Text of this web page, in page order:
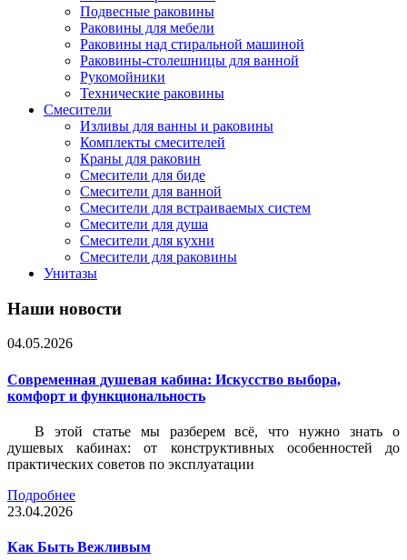
Подвесные раковины
Раковины для мебели
Раковины над стиральной машиной
Раковины-столешницы для ванной
Рукомойники
Технические раковины
Смесители
Изливы для ванны и раковины
Комплекты смесителей
Краны для раковин
Смесители для биде
Смесители для ванной
Смесители для встраиваемых систем
Смесители для душа
Смесители для кухни
Смесители для раковины
Унитазы
Наши новости
04.05.2026
Современная душевая кабина: Искусство выбора,
комфорт и функциональность
В этой статье мы разберем всё, что нужно знать о
душевых кабинах: от конструктивных особенностей до
практических советов по эксплуатации
Подробнее
23.04.2026
Как Быть Вежливым